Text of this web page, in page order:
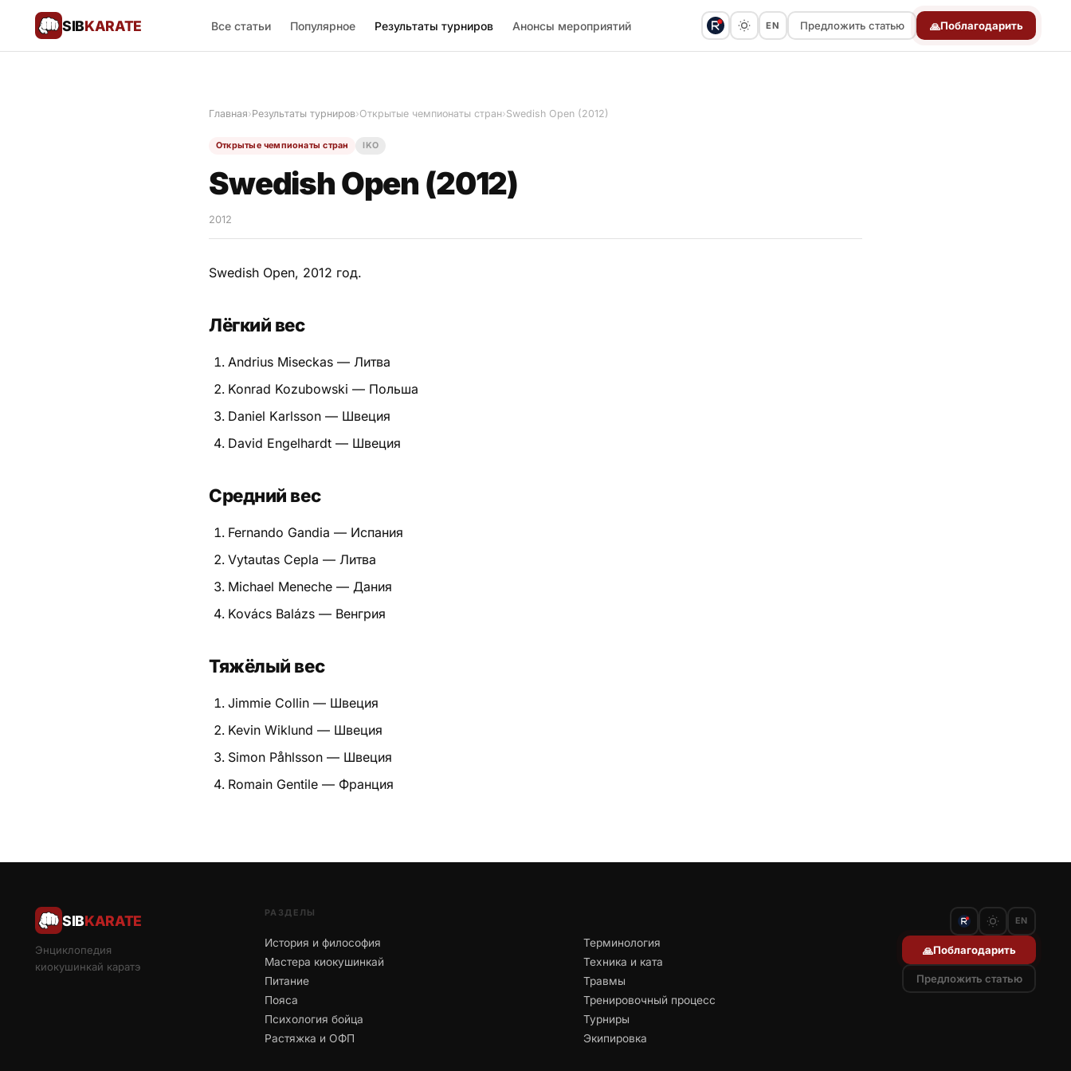
SIBKARATE Все статьи Популярное Результаты турниров Анонсы мероприятий EN Предложить статью 🙏Поблагодарить
Главная›Результаты турниров›Открытые чемпионаты стран›Swedish Open (2012)
Открытые чемпионаты стран IKO
Swedish Open (2012)
2012
Swedish Open, 2012 год.
Лёгкий вес
Andrius Miseckas — Литва
Konrad Kozubowski — Польша
Daniel Karlsson — Швеция
David Engelhardt — Швеция
Средний вес
Fernando Gandia — Испания
Vytautas Cepla — Литва
Michael Meneche — Дания
Kovács Balázs — Венгрия
Тяжёлый вес
Jimmie Collin — Швеция
Kevin Wiklund — Швеция
Simon Påhlsson — Швеция
Romain Gentile — Франция
SIBKARATE
Энциклопедия
киокушинкай каратэ
РАЗДЕЛЫ
История и философия
Мастера киокушинкай
Питание
Пояса
Психология бойца
Растяжка и ОФП
Терминология
Техника и ката
Травмы
Тренировочный процесс
Турниры
Экипировка
EN
🙏Поблагодарить
Предложить статью